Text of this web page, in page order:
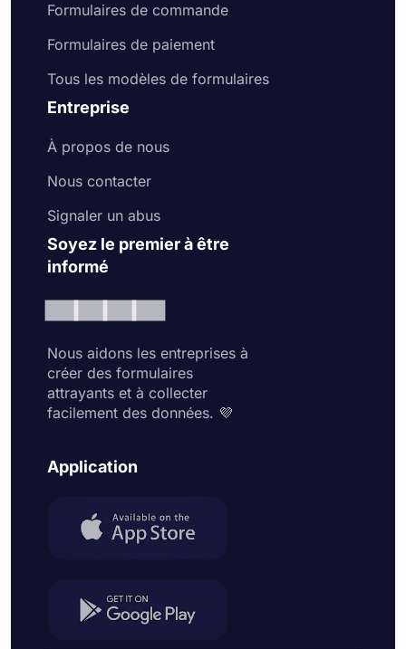
Formulaires de commande
Formulaires de paiement
Tous les modèles de formulaires
Entreprise
À propos de nous
Nous contacter
Signaler un abus
Soyez le premier à être
informé
Nous aidons les entreprises à
créer des formulaires
attrayants et à collecter
facilement des données. 💜
Application